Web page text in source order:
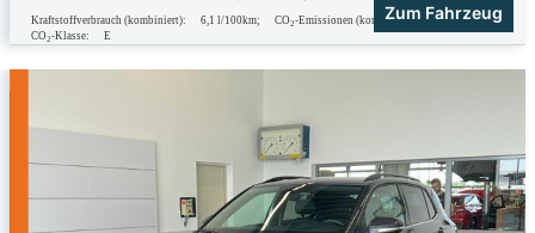
Kraftstoffverbrauch (kombiniert): 6,1 l/100km; CO2-Emissionen (kombiniert): 139.0 g/km;
CO2-Klasse: E
Zum Fahrzeug